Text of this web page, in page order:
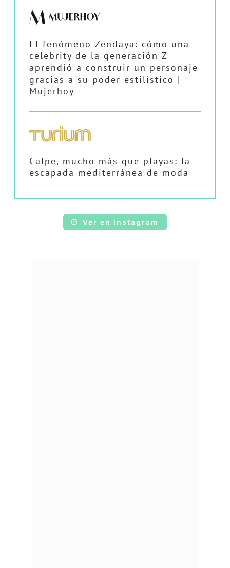
El fenómeno Zendaya: cómo una
celebrity de la generación Z
aprendió a construir un personaje
gracias a su poder estilístico |
Mujerhoy
Calpe, mucho más que playas: la
escapada mediterránea de moda
Ver en Instagram